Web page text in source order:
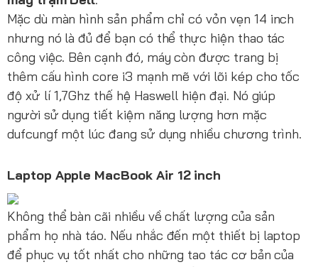
Mặc dù màn hình sản phẩm chỉ có vỏn vẹn 14 inch
nhưng nó là đủ để bạn có thể thực hiện thao tác
công việc. Bên cạnh đó, máy còn được trang bị
thêm cấu hình core i3 mạnh mẽ với lõi kép cho tốc
độ xử lí 1,7Ghz thế hệ Haswell hiện đại. Nó giúp
người sử dụng tiết kiệm năng lượng hơn mặc
dufcungf một lúc đang sử dụng nhiều chương trình.
Laptop Apple MacBook Air 12 inch
Không thể bàn cãi nhiều về chất lượng của sản
phẩm họ nhà táo. Nếu nhắc đến một thiết bị laptop
để phục vụ tốt nhất cho những tao tác cơ bản của